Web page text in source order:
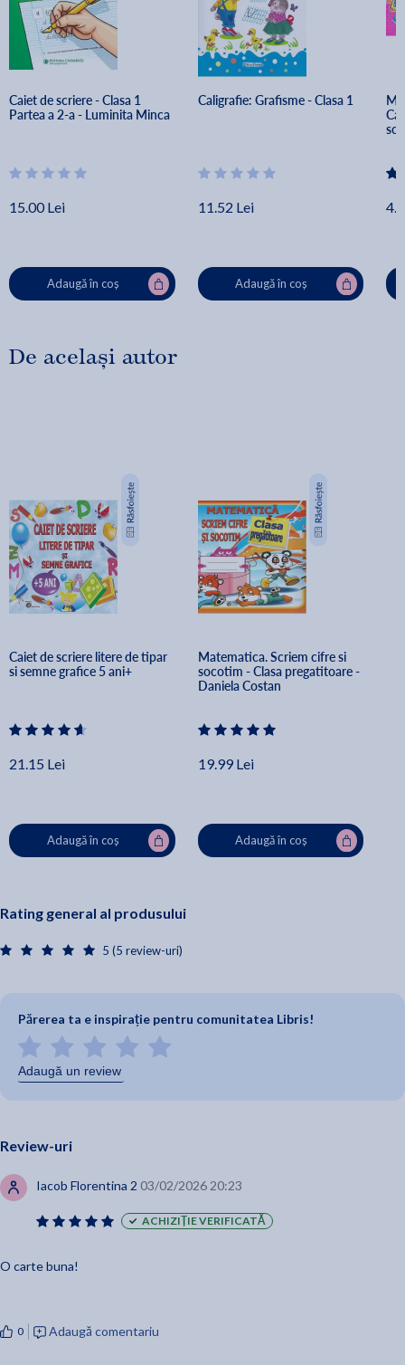
Caiet de scriere - Clasa 1
Partea a 2-a - Luminita Minca
15.00 Lei
Adaugă în coș
Caligrafie: Grafisme - Clasa 1
11.52 Lei
Adaugă în coș
De același autor
Caiet de scriere litere de tipar
si semne grafice 5 ani+
21.15 Lei
Adaugă în coș
Matematica. Scriem cifre si
socotim - Clasa pregatitoare -
Daniela Costan
19.99 Lei
Adaugă în coș
Rating general al produsului
5 (5 review-uri)
Părerea ta e inspirație pentru comunitatea Libris!
Adaugă un review
Review-uri
Iacob Florentina 2 03/02/2026 20:23
ACHIZIȚIE VERIFICATĂ
O carte buna!
0 Adaugă comentariu